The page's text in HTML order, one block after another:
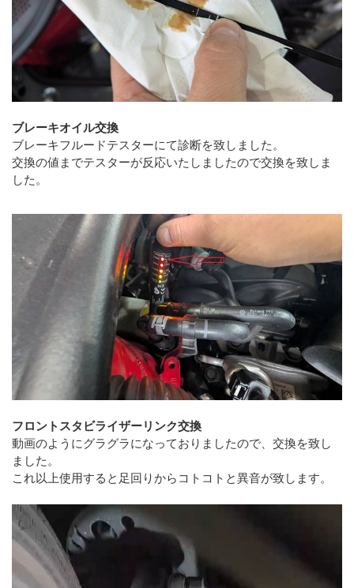
ブレーキオイル交換
ブレーキフルードテスターにて診断を致しました。
交換の値までテスターが反応いたしましたので交換を致しま
した。
フロントスタビライザーリンク交換
動画のようにグラグラになっておりましたので、交換を致し
ました。
これ以上使用すると足回りからコトコトと異音が致します。
動
画
プ
レ
ー